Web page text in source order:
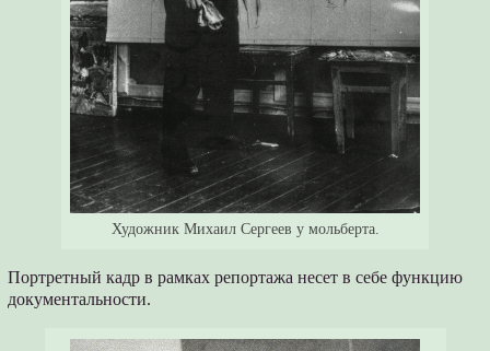
Художник Михаил Сергеев у мольберта.
Портретный кадр в рамках репортажа несет в себе функцию
документальности.